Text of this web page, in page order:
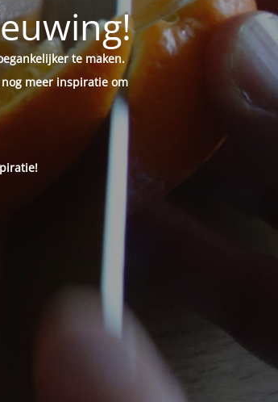
te maken.
meer inspiratie om